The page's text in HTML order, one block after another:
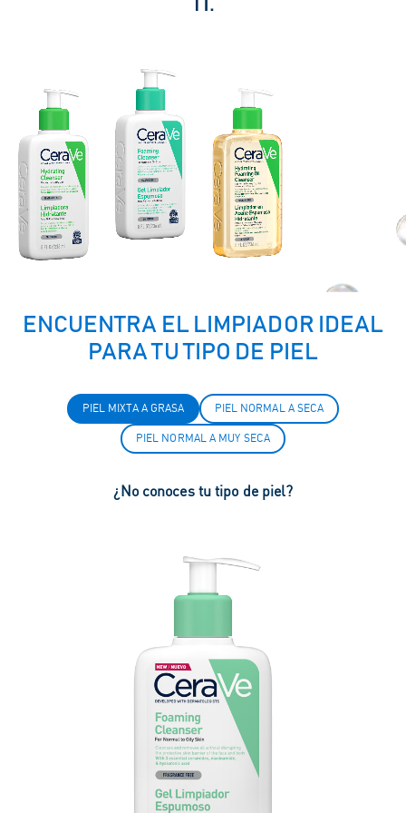
ENCUENTRA EL LIMPIADOR IDEAL
PARA TU TIPO DE PIEL
PIEL MIXTA A GRASA PIEL NORMAL A SECA
PIEL NORMAL A MUY SECA
¿No conoces tu tipo de piel?